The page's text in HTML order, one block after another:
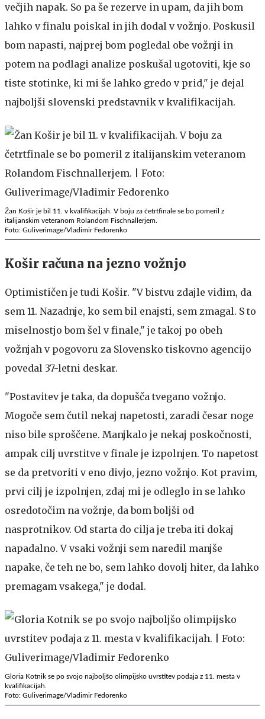
večjih napak. So pa še rezerve in upam, da jih bom
lahko v finalu poiskal in jih dodal v vožnjo. Poskusil
bom napasti, najprej bom pogledal obe vožnji in
potem na podlagi analize poskušal ugotoviti, kje so
tiste stotinke, ki mi še lahko gredo v prid," je dejal
najboljši slovenski predstavnik v kvalifikacijah.
Žan Košir je bil 11. v kvalifikacijah. V boju za četrtfinale se bo pomeril z
italijanskim veteranom Rolandom Fischnallerjem.
Foto: Guliverimage/Vladimir Fedorenko
Košir računa na jezno vožnjo
Optimističen je tudi Košir. "V bistvu zdajle vidim, da
sem 11. Nazadnje, ko sem bil enajsti, sem zmagal. S to
miselnostjo bom šel v finale," je takoj po obeh
vožnjah v pogovoru za Slovensko tiskovno agencijo
povedal 37-letni deskar.
"Postavitev je taka, da dopušča tvegano vožnjo.
Mogoče sem čutil nekaj napetosti, zaradi česar noge
niso bile sproščene. Manjkalo je nekaj poskočnosti,
ampak cilj uvrstitve v finale je izpolnjen. To napetost
se da pretvoriti v eno divjo, jezno vožnjo. Kot pravim,
prvi cilj je izpolnjen, zdaj mi je odleglo in se lahko
osredotočim na vožnje, da bom boljši od
nasprotnikov. Od starta do cilja je treba iti dokaj
napadalno. V vsaki vožnji sem naredil manjše
napake, če teh ne bo, sem lahko dovolj hiter, da lahko
premagam vsakega," je dodal.
Gloria Kotnik se po svojo najboljšo olimpijsko uvrstitev podaja z 11. mesta v
kvalifikacijah.
Foto: Guliverimage/Vladimir Fedorenko